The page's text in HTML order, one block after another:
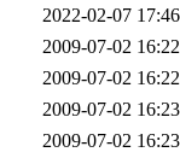
2022-02-07 17:46
2009-07-02 16:22
2009-07-02 16:22
2009-07-02 16:23
2009-07-02 16:23